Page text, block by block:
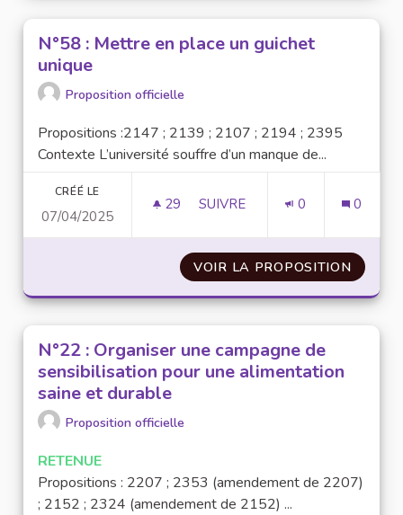
N°58 : Mettre en place un guichet
unique
Proposition officielle
Propositions :2147 ; ​​2139 ; 2107 ; 2194 ; 2395
Contexte L’université souffre d’un manque de...
CRÉÉ LE
07/04/2025
29 29 ABONNÉS
SUIVRE 0 0
VOIR LA PROPOSITION N°58
N°22 : Organiser une campagne de
sensibilisation pour une alimentation
saine et durable
Proposition officielle
RETENUE
Propositions : 2207 ; 2353 (amendement de 2207)
; 2152 ; 2324 (amendement de 2152) ...